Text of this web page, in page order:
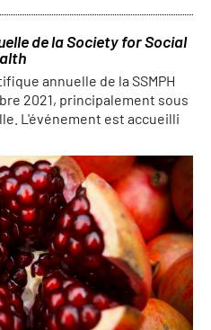
de la Society for Social
annuelle de la SSMPH
2021, principalement sous
L'événement est accueilli